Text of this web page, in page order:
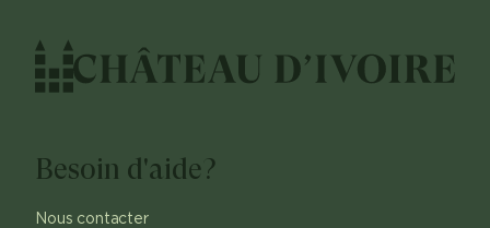
Besoin d'aide?
Nous contacter